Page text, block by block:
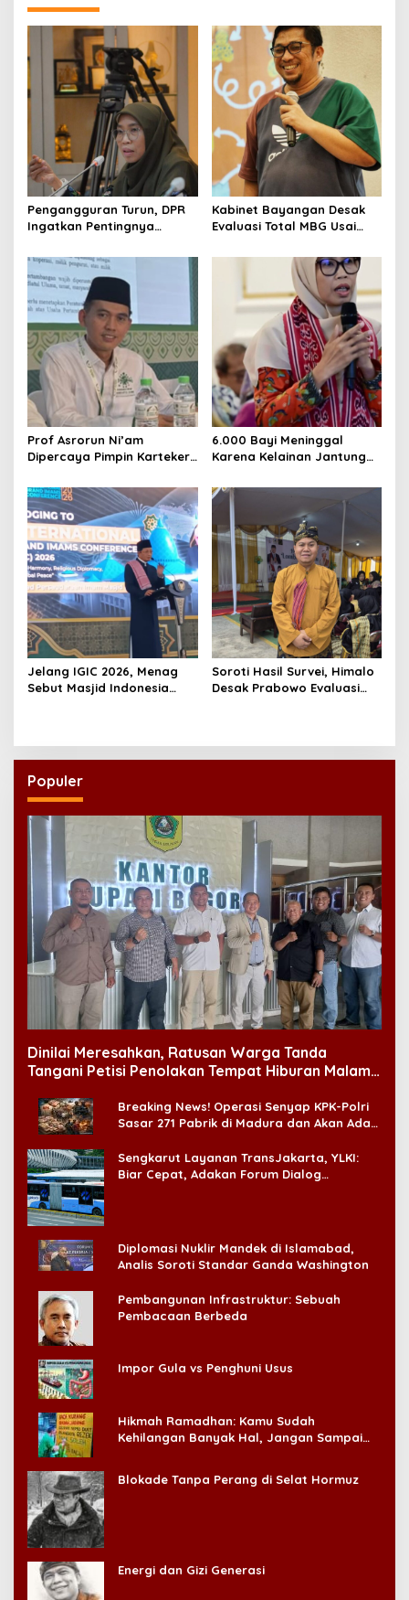
a
v
i
g
t
i
o
n
Pengangguran Turun, DPR
Ingatkan Pentingnya
yang Layak
Kabinet Bayangan Desak
Evaluasi Total MBG Usai
Massal
Prof Asrorun Ni’am
Dipercaya Pimpin Karteker
Regenerasi Kepemimpinan
NU
6.000 Bayi Meninggal
Karena Kelainan Jantung
Pemerataan Operasi
Jantung Anak
Jelang IGIC 2026, Menag
Sebut Masjid Indonesia
Soroti Hasil Survei, Himalo
Desak Prabowo Evaluasi
Populer
Dinilai Meresahkan, Ratusan Warga Tanda
Tangani Petisi Penolakan Tempat Hiburan Malam
Breaking News! Operasi Senyap KPK-Polri
Sasar 271 Pabrik di Madura dan Akan Ada
Sengkarut Layanan TransJakarta, YLKI:
Biar Cepat, Adakan Forum Dialog
Diplomasi Nuklir Mandek di Islamabad,
Analis Soroti Standar Ganda Washington
Pembangunan Infrastruktur: Sebuah
Pembacaan Berbeda
Impor Gula vs Penghuni Usus
Hikmah Ramadhan: Kamu Sudah
Kehilangan Banyak Hal, Jangan Sampai
Blokade Tanpa Perang di Selat Hormuz
Energi dan Gizi Generasi